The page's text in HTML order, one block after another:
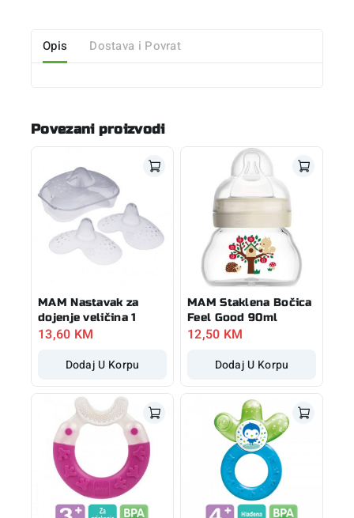
Opis Dostava i Povrat
Povezani proizvodi
MAM Nastavak za
dojenje veličina 1
13,60 KM
Dodaj U Korpu
MAM Staklena Bočica
Feel Good 90ml
12,50 KM
Dodaj U Korpu